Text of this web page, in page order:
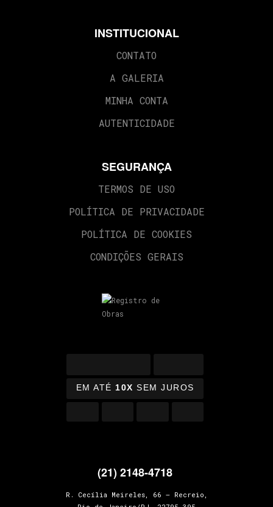
INSTITUCIONAL
CONTATO
A GALERIA
MINHA CONTA
AUTENTICIDADE
SEGURANÇA
TERMOS DE USO
POLÍTICA DE PRIVACIDADE
POLÍTICA DE COOKIES
CONDIÇÕES GERAIS
EM ATÉ 10X SEM JUROS
(21) 2148-4718
R. Cecília Meireles, 66 – Recreio,